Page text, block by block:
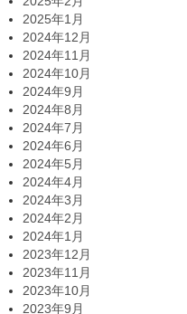
2025年1月
2024年12月
2024年11月
2024年10月
2024年9月
2024年8月
2024年7月
2024年6月
2024年5月
2024年4月
2024年3月
2024年2月
2024年1月
2023年12月
2023年11月
2023年10月
2023年9月